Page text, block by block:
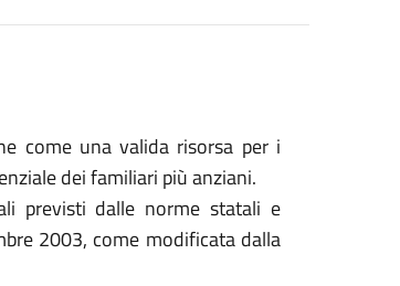
come una valida risorsa per i
dei familiari più anziani.
previsti dalle norme statali e
2003, come modificata dalla